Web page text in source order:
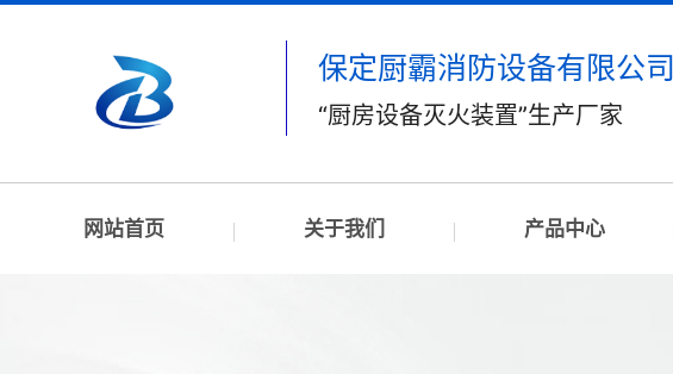
保定厨霸消防设备有限公司
“厨房设备灭火装置”生产厂家
网站首页 关于我们 产品中心